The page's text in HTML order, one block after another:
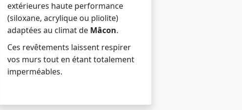
extérieures haute performance
(siloxane, acrylique ou pliolite)
adaptées au climat de Mâcon.
Ces revêtements laissent respirer
vos murs tout en étant totalement
imperméables.